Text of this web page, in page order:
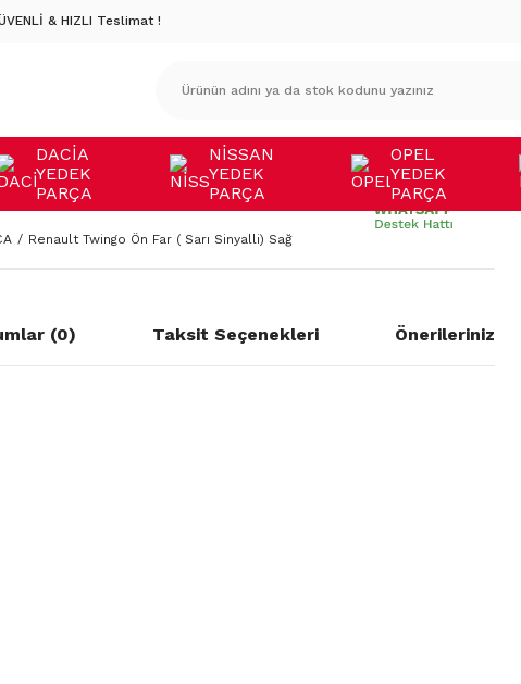
& HIZLI Teslimat !
DACİA
YEDEK
PARÇA
NİSSAN
YEDEK
PARÇA
OPEL
YEDEK
PARÇA
Renault Twingo Ön Far ( Sarı Sinyalli) Sağ
(0) Taksit Seçenekleri Önerileriniz